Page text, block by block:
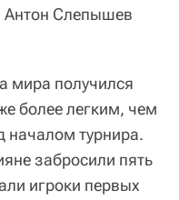
Антон Слепышев
мира получился
более легким, чем
началом турнира.
забросили пять
игроки первых